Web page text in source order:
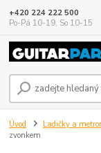
+420 224 222 500
Po-Pá 10-19, So 10-15
Úvod Ladičky a
zvonkem